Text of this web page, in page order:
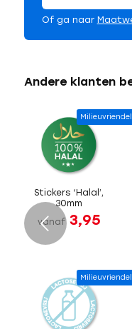
Of ga naar
Andere klanten
Stickers ‘Halal’,
30mm
vanaf 3,95